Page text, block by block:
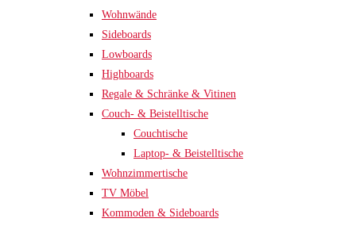
Wohnwände
Sideboards
Lowboards
Highboards
Regale & Schränke & Vitinen
Couch- & Beistelltische
Couchtische
Laptop- & Beistelltische
Wohnzimmertische
TV Möbel
Kommoden & Sideboards